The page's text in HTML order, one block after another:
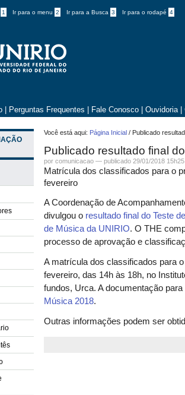
1 Ir para o menu 2 Ir para a Busca 3 Ir para o rodapé 4
Perguntas Frequentes Fale Conosco Ouvidoria
Você está aqui: Página Inicial / Publicado
Publicado resultado final
por comunicacao —publicado 29/01/2018
Matrícula dos classificados para o
fevereiro
A Coordenação de
divulgou o resultado final do Teste
de Música da UNIRIO. O THE
processo de aprovação e
A matrícula dos classificados para
fevereiro, das 14h às 18h, no
fundos, Urca. A documentação
Música 2018.
Outras informações podem ser